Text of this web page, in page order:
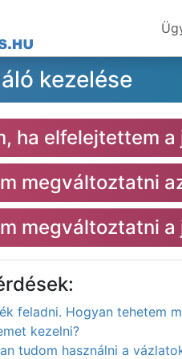
kezelése
ha elfelejtettem a
megváltoztatni
megváltoztatni a
feladni. Hogyan tehetem
kezelni?
tudom használni a